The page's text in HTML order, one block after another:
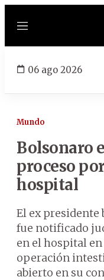
Menú
06 ago 2026
Mundo
Bolsonaro
proceso
hospital
El ex presidente
fue notificado
en el hospital
operación
abierto en su